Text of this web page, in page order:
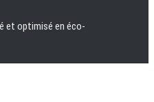
et optimisé en éco-